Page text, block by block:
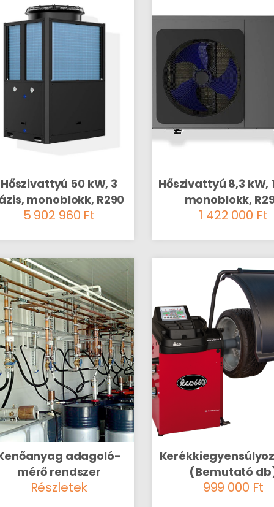
Hőszivattyú 50 kW, 3
monoblokk, R290
5 902 960 Ft
Hőszivattyú 8,3 kW,
monoblokk,
1 422 000 Ft
adagoló-
mérő rendszer
Részletek
(Bemutató
999 000 Ft